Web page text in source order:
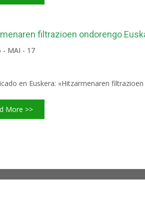
filtrazioen ondorengo
- MAI - 17
en Euskera: «Hitzarmenaren
More >>